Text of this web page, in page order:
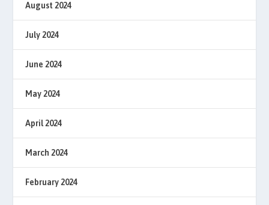
August 2024
July 2024
June 2024
May 2024
April 2024
March 2024
February 2024